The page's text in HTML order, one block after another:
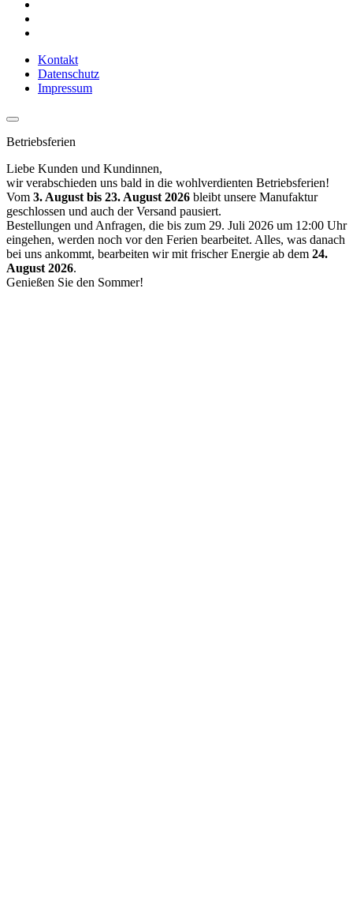
Kontakt
Datenschutz
Impressum
Betriebsferien
Liebe Kunden und Kundinnen,
wir verabschieden uns bald in die wohlverdienten Betriebsferien!
Vom 3. August bis 23. August 2026 bleibt unsere Manufaktur
geschlossen und auch der Versand pausiert.
Bestellungen und Anfragen, die bis zum 29. Juli 2026 um 12:00 Uhr
eingehen, werden noch vor den Ferien bearbeitet. Alles, was danach
bei uns ankommt, bearbeiten wir mit frischer Energie ab dem 24.
August 2026.
Genießen Sie den Sommer!